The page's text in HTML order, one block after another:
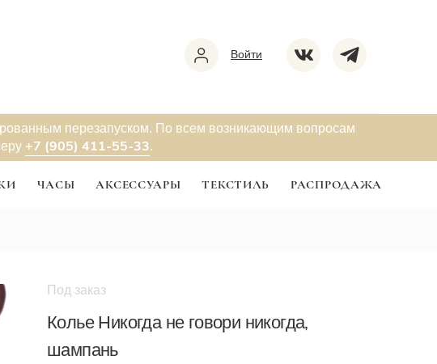
Войти
перезапуском. По всем возникающим вопросам
+7 (905) 411-55-33.
ЧАСЫ АКСЕССУАРЫ ТЕКСТИЛЬ РАСПРОДАЖА
Под заказ
Колье Никогда не говори никогда,
шампань